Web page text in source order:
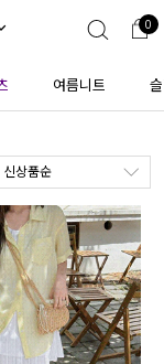
0
ENG
JP
회원혜택 입
브
0
여름니트
신상품순